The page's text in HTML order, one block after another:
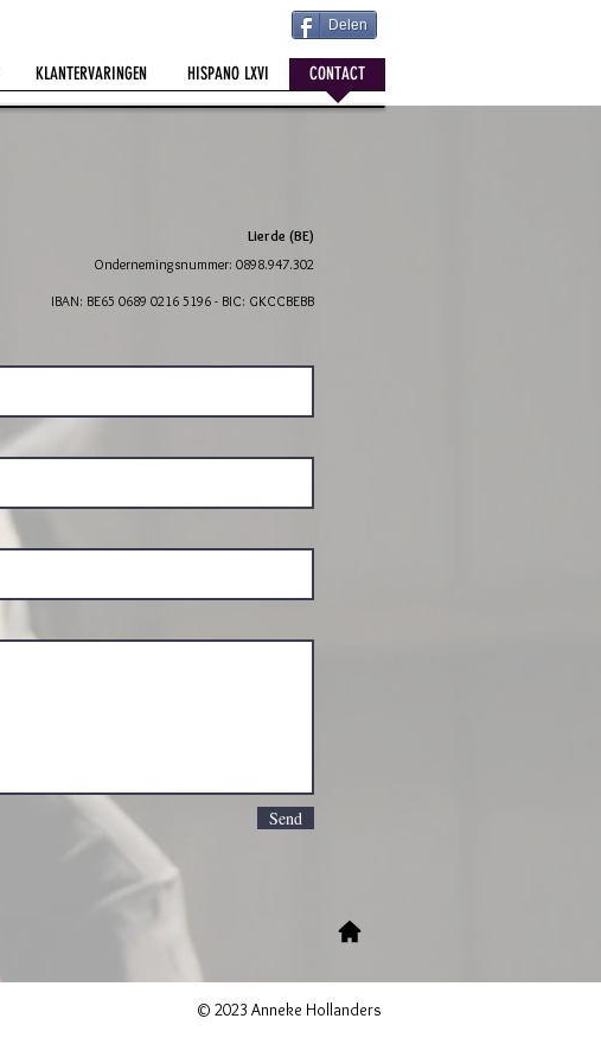
Delen
KLANTERVARINGEN HISPANO LXVI CONTACT
Lierde (BE)
Ondernemingsnummer: 0898.947.302
IBAN: BE65 0689 0216 5196 - BIC: GKCCBEBB
Send
© 2023 Anneke Hollanders